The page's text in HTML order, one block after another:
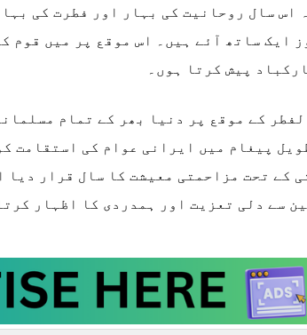
جہان پاکستان
اس سال روحانیت کی بہار اور فطرت کی
ایک ساتھ آئے ہیں۔ اس موقع پر میں قوم
پیش کرتا ہوں۔
کے موقع پر دنیا بھر کے تمام
پیغام میں ایرانی عوام کی استقامت
کے تحت مزاحمتی معیشت کا سال قرار دیا
سے دلی تعزیت اور ہمدردی کا اظہار